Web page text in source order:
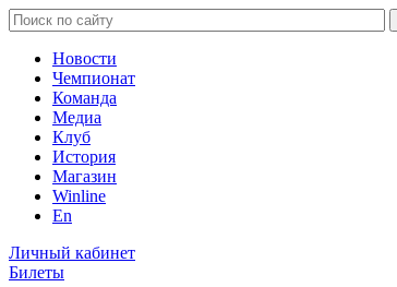
Новости
Чемпионат
Команда
Медиа
Клуб
История
Магазин
Winline
En
Личный кабинет
Билеты